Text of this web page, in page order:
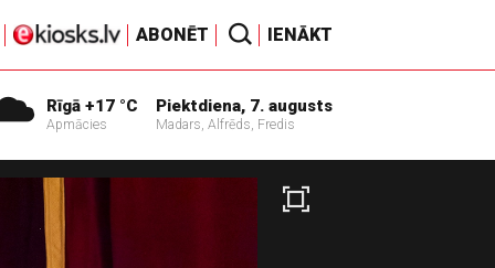
ABONĒT IENĀKT
Rīgā +17 °C
Apmācies
Piektdiena, 7. augusts
Madars, Alfrēds, Fredis